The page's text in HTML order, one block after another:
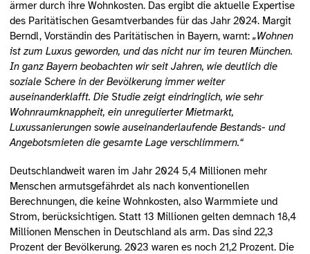
ärmer durch ihre Wohnkosten. Das ergibt die aktuelle Expertise
des Paritätischen Gesamtverbandes für das Jahr 2024. Margit
Berndl, Vorständin des Paritätischen in Bayern, warnt: „Wohnen
ist zum Luxus geworden, und das nicht nur im teuren München.
In ganz Bayern beobachten wir seit Jahren, wie deutlich die
soziale Schere in der Bevölkerung immer weiter
auseinanderklafft. Die Studie zeigt eindringlich, wie sehr
Wohnraumknappheit, ein unregulierter Mietmarkt,
Luxussanierungen sowie auseinanderlaufende Bestands- und
Angebotsmieten die gesamte Lage verschlimmern.“
Deutschlandweit waren im Jahr 2024 5,4 Millionen mehr
Menschen armutsgefährdet als nach konventionellen
Berechnungen, die keine Wohnkosten, also Warmmiete und
Strom, berücksichtigen. Statt 13 Millionen gelten demnach 18,4
Millionen Menschen in Deutschland als arm. Das sind 22,3
Prozent der Bevölkerung. 2023 waren es noch 21,2 Prozent. Die